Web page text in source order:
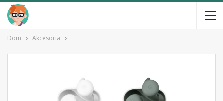
Dom Akcesoria